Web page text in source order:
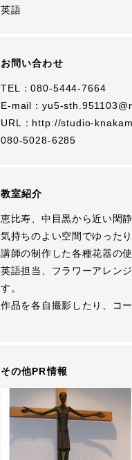
英語
お問い合わせ
TEL：080-5444-7664
E-mail： yu5-
URL： http://studio-
080-5028-6285
教室紹介
恵比寿、中目黒から近い閑
気持ちのよい空間でゆった
講師の制作した各種花器の
英語担当、フラワーアレン
す。
作品を各自撮影したり、コ
その他PR情報